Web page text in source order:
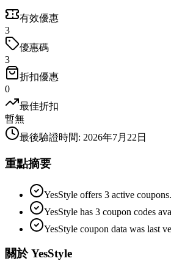
有效優惠
3
優惠碼
3
折扣優惠
0
最佳折扣
暫無
最後驗證時間: 2026年7月22日
重點摘要
YesStyle offers 3 active coupons.
YesStyle has 3 coupon codes
YesStyle coupon data was last
關於 YesStyle